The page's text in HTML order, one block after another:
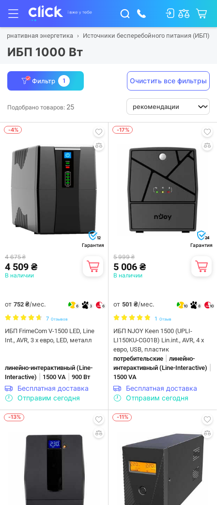
энергетика Источники бесперебойного питания (ИБП)
ИБП 1000 Вт
Фильтр 1 Очистить все фильтры
Подобрано товаров: 25
-4%
12
Гарантия
4 675 ₴
4 509 ₴
В наличии
от 752 ₴/мес. 6 3 6
7 Отзывов
ИБП FrimeCom V-1500 LED, Line
Int., AVR, 3 x евро, LED, металл
линейно-интерактивны­й (Line-
Interactive)
1500 VA 900 Вт
Бесплатная доставка
Отправим сегодня
-17%
24
Гарантия
5 999 ₴
5 006 ₴
В наличии
от 501 ₴/мес. 10 8 10
1 Отзыв
ИБП NJOY Keen 1500 (UPLI-
LI150KU-CG01B) Lin.int., AVR, 4 x
евро, USB, пластик
потребительские
линейно-
интерактивны­й (Line-Interactive)
1500 VA
Бесплатная доставка
Отправим сегодня
-13% -11%